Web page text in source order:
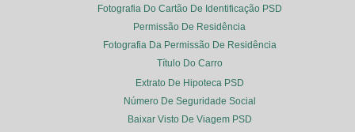
Fotografia Do Cartão De Identificação PSD
Permissão De Residência
Fotografia Da Permissão De Residência
Título Do Carro
Extrato De Hipoteca PSD
Número De Seguridade Social
Baixar Visto De Viagem PSD